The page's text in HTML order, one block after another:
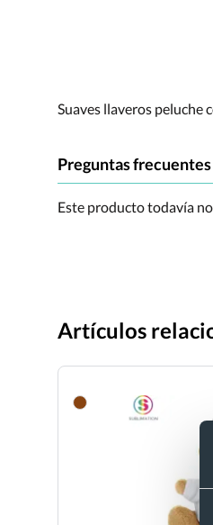
Suaves llaveros peluche
Preguntas
Este producto todavía
Artículos